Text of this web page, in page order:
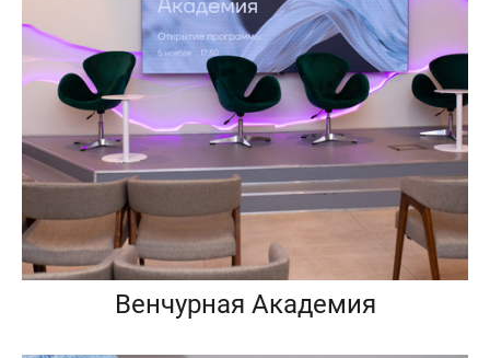
Венчурная Академия